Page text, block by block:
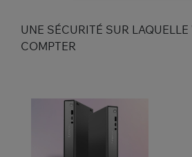
UNE SÉCURITÉ SUR
COMPTER